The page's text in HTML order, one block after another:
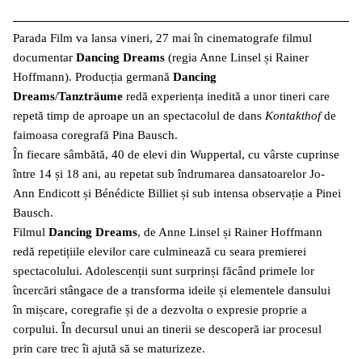
Parada Film va lansa vineri, 27 mai în cinematografe filmul
documentar Dancing Dreams (regia Anne Linsel și Rainer
Hoffmann). Producția germană Dancing
Dreams/Tanztrӓume redă experiența inedită a unor tineri care
repetă timp de aproape un an spectacolul de dans Kontakthofde
faimoasa coregrafă Pina Bausch.
În fiecare sâmbătă, 40 de elevi din Wuppertal, cu vârste cuprinse
între 14 și 18 ani, au repetat sub îndrumarea dansatoarelor Jo-
Ann Endicott și Bénédicte Billiet și sub intensa observație a Pinei
Bausch.
Filmul Dancing Dreams, de Anne Linsel și Rainer Hoffmann
redă repetițiile elevilor care culminează cu seara premierei
spectacolului. Adolescenții sunt surprinși făcând primele lor
încercări stângace de a transforma ideile și elementele dansului
în mișcare, coregrafie și de a dezvolta o expresie proprie a
corpului. În decursul unui an tinerii se descoperă iar procesul
prin care trec îi ajută să se maturizeze.